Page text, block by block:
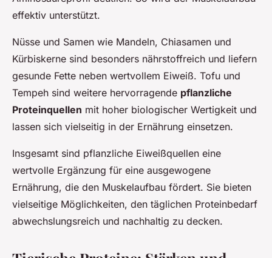
effektiv unterstützt.
Nüsse und Samen wie Mandeln, Chiasamen und
Kürbiskerne sind besonders nährstoffreich und liefern
gesunde Fette neben wertvollem Eiweiß. Tofu und
Tempeh sind weitere hervorragende pflanzliche
Proteinquellen mit hoher biologischer Wertigkeit und
lassen sich vielseitig in der Ernährung einsetzen.
Insgesamt sind pflanzliche Eiweißquellen eine
wertvolle Ergänzung für eine ausgewogene
Ernährung, die den Muskelaufbau fördert. Sie bieten
vielseitige Möglichkeiten, den täglichen Proteinbedarf
abwechslungsreich und nachhaltig zu decken.